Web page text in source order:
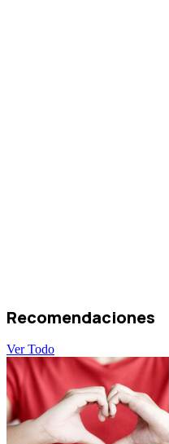
Recomendaciones
Ver Todo